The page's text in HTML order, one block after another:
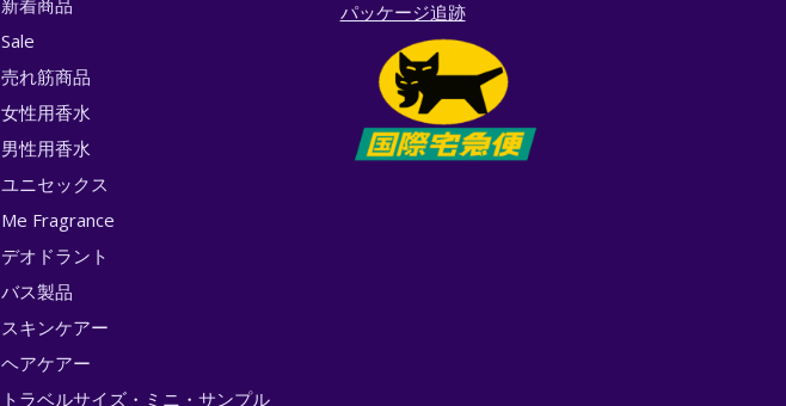
Sale
売れ筋商品
女性用香水
男性用香水
ユニセックス
Me Fragrance
デオドラント
バス製品
スキンケアー
ヘアケアー
トラベルサイズ・ミニ・サンプル
パッケージ追跡